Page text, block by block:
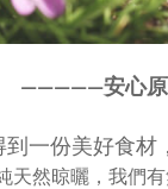
—————安心
到一份美好食材
天然晾曬，我們